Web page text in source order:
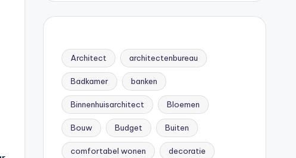
Architect architectenbureau
Badkamer banken
Binnenhuisarchitect Bloemen
Bouw Budget Buiten
comfortabel wonen decoratie